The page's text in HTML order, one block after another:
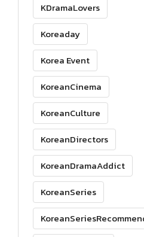
KDramaLovers
Koreaday
Korea Event
KoreanCinema
KoreanCulture
KoreanDirectors
KoreanDramaAddict
KoreanSeries